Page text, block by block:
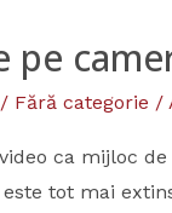
pe
/ Fără categorie /
ca mijloc
tot mai